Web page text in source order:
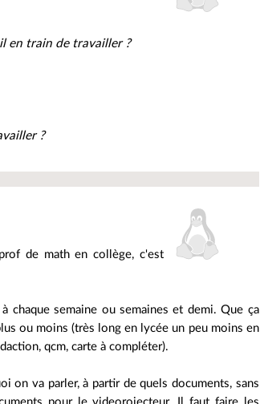
en train de travailler ?
?
de math en collège, c'est
semaine ou semaines et demi. Que ça
ou moins (très long en lycée un peu moins en
qcm, carte à compléter).
on va parler, à partir de quels documents, sans